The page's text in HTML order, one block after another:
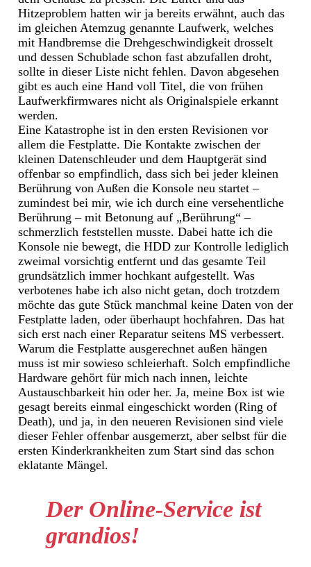
Hitzeproblem hatten wir ja bereits erwähnt, auch das
im gleichen Atemzug genannte Laufwerk, welches
mit Handbremse die Drehgeschwindigkeit drosselt
und dessen Schublade schon fast abzufallen droht,
sollte in dieser Liste nicht fehlen. Davon abgesehen
gibt es auch eine Hand voll Titel, die von frühen
Laufwerkfirmwares nicht als Originalspiele erkannt
werden.
Eine Katastrophe ist in den ersten Revisionen vor
allem die Festplatte. Die Kontakte zwischen der
kleinen Datenschleuder und dem Hauptgerät sind
offenbar so empfindlich, dass sich bei jeder kleinen
Berührung von Außen die Konsole neu startet –
zumindest bei mir, wie ich durch eine versehentliche
Berührung – mit Betonung auf „Berührung“ –
schmerzlich feststellen musste. Dabei hatte ich die
Konsole nie bewegt, die HDD zur Kontrolle lediglich
zweimal vorsichtig entfernt und das gesamte Teil
grundsätzlich immer hochkant aufgestellt. Was
verbotenes habe ich also nicht getan, doch trotzdem
möchte das gute Stück manchmal keine Daten von der
Festplatte laden, oder überhaupt hochfahren. Das hat
sich erst nach einer Reparatur seitens MS verbessert.
Warum die Festplatte ausgerechnet außen hängen
muss ist mir sowieso schleierhaft. Solch empfindliche
Hardware gehört für mich nach innen, leichte
Austauschbarkeit hin oder her. Ja, meine Box ist wie
gesagt bereits einmal eingeschickt worden (Ring of
Death), und ja, in den neueren Revisionen sind viele
dieser Fehler offenbar ausgemerzt, aber selbst für die
ersten Kinderkrankheiten zum Start sind das schon
eklatante Mängel.
Der Online-Service ist
grandios!